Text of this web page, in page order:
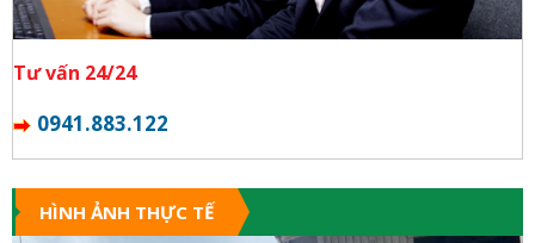
Tư vấn 24/24
0941.883.122
HÌNH ẢNH THỰC TẾ